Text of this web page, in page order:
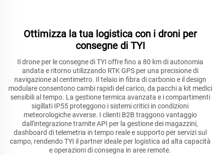
Ottimizza la tua logistica con i droni per
consegne di TYI
Il drone per le consegne di TYI offre fino a 80 km di autonomia
andata e ritorno utilizzando RTK GPS per una precisione di
navigazione al centimetro. Il telaio in fibra di carbonio e il design
modulare consentono cambi rapidi del carico, da pacchi a kit medici
sensibili al tempo. La gestione termica avanzata e i compartimenti
sigillati IP55 proteggono i sistemi critici in condizioni
meteorologiche avverse. I clienti B2B traggono vantaggio
dall'integrazione tramite API per la gestione dei magazzini,
dashboard di telemetria in tempo reale e supporto per servizi sul
campo, rendendo TYI il partner ideale per logistica ad alta capacità
e operazioni di consegna in aree remote.